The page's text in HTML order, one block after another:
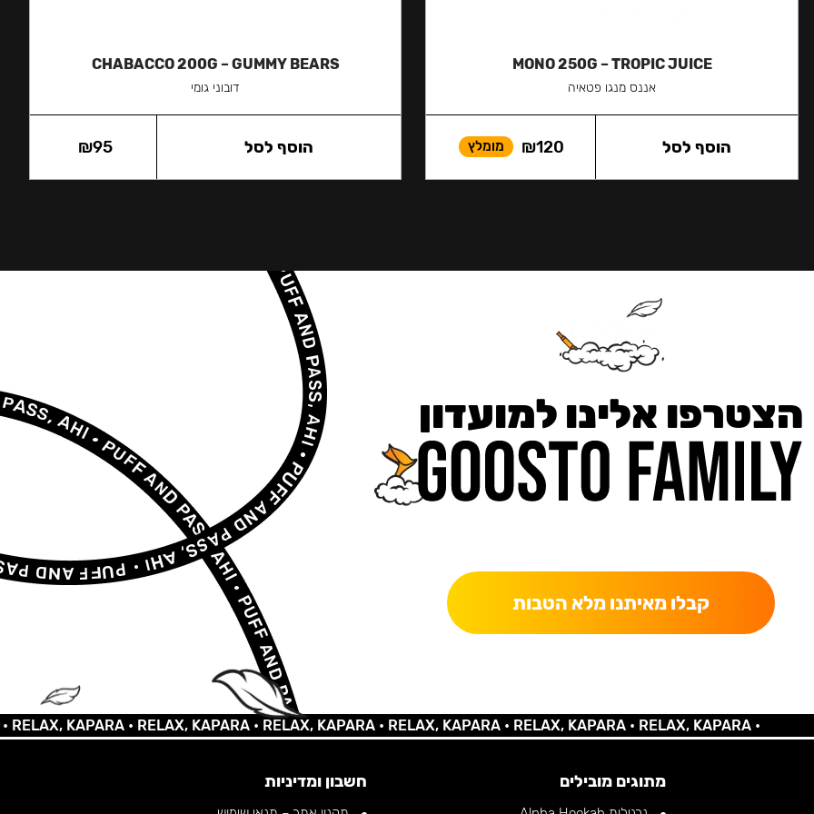
MONO 250G – TROPIC JUICE
אננס מנגו פטאיה
₪120 מומלץ הוסף לסל
CHABACCO 200G – GUMMY BEARS
דובוני גומי
₪95 הוסף לסל
הצטרפו אלינו למועדון
קבלו מאיתנו מלא הטבות
KAPARA •RELAX, KAPARA •RELAX, KAPARA •RELAX, KAPARA •RELAX, KAPARA •RELAX, KAPARA •
מתוגים מובילים חשבון ומדיניות